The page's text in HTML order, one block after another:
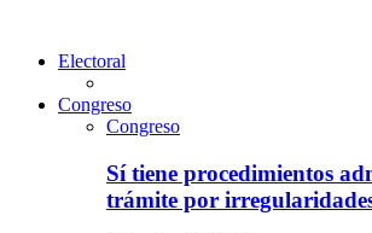
Electoral
Congreso
Congreso
Sí tiene procedimientos
trámite por